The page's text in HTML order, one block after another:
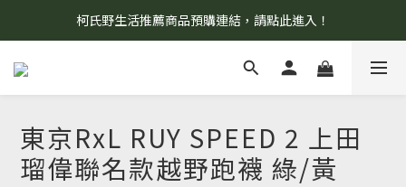
8/7 當天暫停開放工作室。請見諒！
柯氏野生活推薦商品預購連結，請點此進入！
8/7 當天暫停開放工作室。請見諒！
東京RxL RUY SPEED 2 上田
瑠偉聯名款越野跑襪 綠/黃